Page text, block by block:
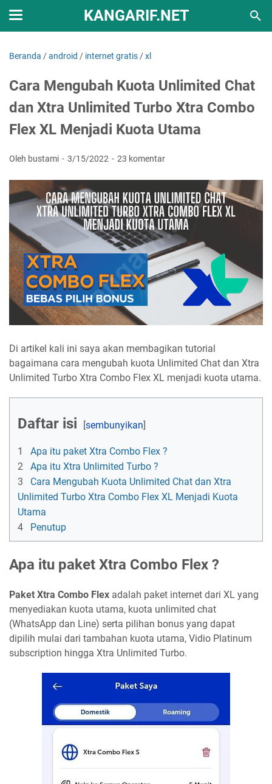
KANGARIF.NET
Beranda /android / internet gratis /xl
Cara Mengubah Kuota Unlimited Chat
dan Xtra Unlimited Turbo Xtra Combo
Flex XL Menjadi Kuota Utama
Oleh bustami 3/15/2022 23 komentar
Di artikel kali ini saya akan membagikan tutorial
bagaimana cara mengubah kuota Unlimited Chat dan Xtra
Unlimited Turbo Xtra Combo Flex XL menjadi kuota utama.
Daftar isi
1
Apa itu paket Xtra Combo Flex ?
2
Apa itu Xtra Unlimited Turbo ?
3
Cara Mengubah Kuota Unlimited Chat dan Xtra
Unlimited Turbo Xtra Combo Flex XL Menjadi Kuota
Utama
4
Penutup
Apa itu paket Xtra Combo Flex ?
Paket Xtra Combo Flex adalah paket internet dari XL yang
menyediakan kuota utama, kuota unlimited chat
(WhatsApp dan Line) serta pilihan bonus yang dapat
dipilih mulai dari tambahan kuota utama, Vidio Platinum
subscription hingga Xtra Unlimited Turbo.